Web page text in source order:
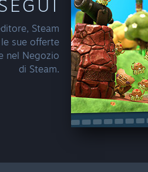
Steam
sue offerte
nel Negozio
di Steam.